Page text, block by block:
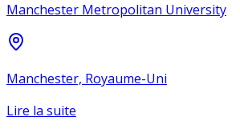
Manchester Metropolitan University
Manchester, Royaume-Uni
Lire la suite